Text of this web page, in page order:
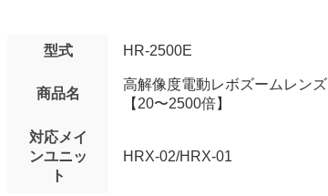
型式 HR-2500E
商品名
高解像度電動レボズームレンズ
【20〜2500倍】
対応メイ
ンユニッ
ト
HRX-02/HRX-01